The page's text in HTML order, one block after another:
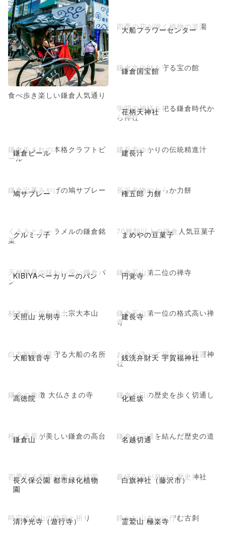
食べ歩き楽しい鎌倉人気通り
大船フラワーセンター
四季の花が咲く植物の楽園
鎌倉国宝館
鎌倉文化財を守る宝の館
荏柄天神社
学問の神様を祀る鎌倉時代か
ら神社
鎌倉ビール
鎌倉生まれの本格クラフトビ
ール
建長汁
建長寺ゆかりの伝統精進汁
鳩サブレー
鎌倉定番みやげの鳩サブレー 権五郎 力餅
長谷名物やわらか力餅
クルミッ子
くるみとキャラメルの鎌倉銘
菓
まめやの豆菓子
70種類以上の鎌倉人気豆菓子
KIBIYAベーカリーのパン
天然酵母の味わい深い鎌倉パ
ン
円覚寺
鎌倉五山第二位の禅寺
天照山 光明寺
材木座に佇む浄土宗大本山 建長寺
鎌倉五山第一位の格式高い禅
寺
大船観音寺
白衣観音が見守る大船の名所 銭洗弁財天 宇賀福神社
お金を洗って福を招く開運神
社
高徳院
鎌倉の象徴 大仏さまの寺 化粧坂
鎌倉七口の歴史を歩く切通し
鎌倉山
桜と夜景が美しい鎌倉の高台 名越切通
鎌倉と三浦を結んだ歴史の道
長久保公園 都市緑化植物
園
四季彩る都市の癒しの緑園 白旗神社（藤沢市）
義経伝説が息づく歴史神社
清浄光寺（遊行寺）
時宗総本山の静寂と祈り 霊鷲山 極楽寺
静かな山あいに佇む古刹